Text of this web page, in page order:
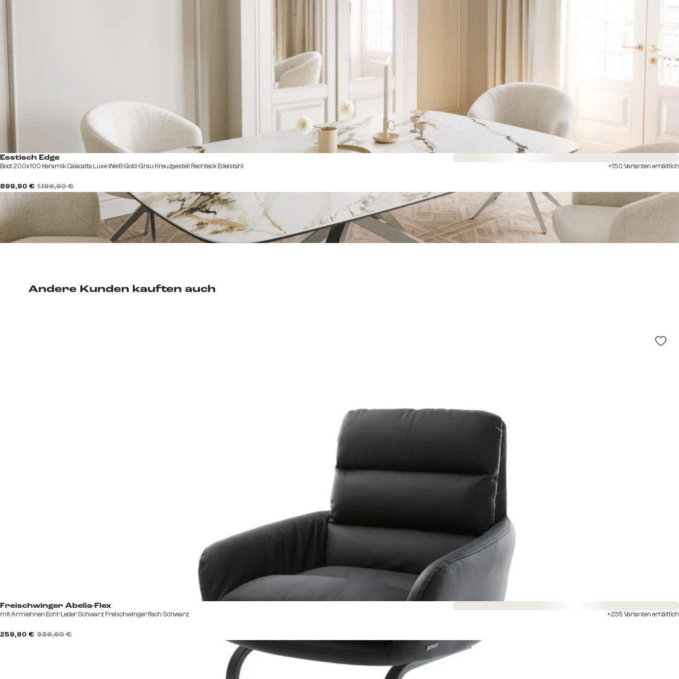
Andere Kunden kauften auch
Freischwinger Abelia-Flex
mit Armlehnen Echt-Leder Schwarz Freischwinger flach Schwarz
259,90 € 339,90 €
Sofort versandfertig
+235 Varianten erhältlich
Esstisch Edge
Boot 200x100 Keramik Calacatta Luxe Weiß-Gold-Grau Kreuzgestell Rechteck Edelstahl
899,90 € 1.199,90 €
Sofort versandfertig
+150 Varianten erhältlich